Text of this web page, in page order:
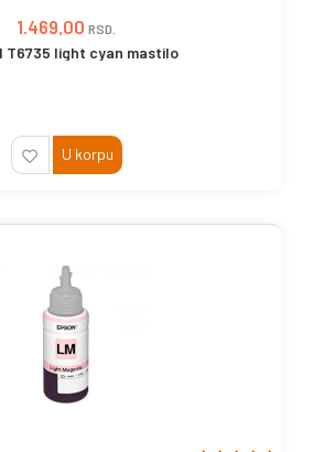
1.469,00 RSD.
T6735 light cyan mastilo
U korpu